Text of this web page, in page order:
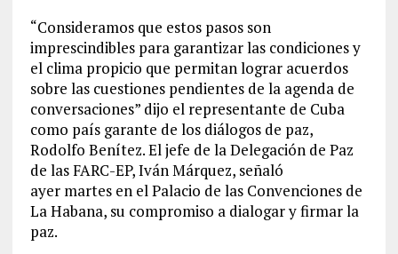
“Consideramos que estos pasos son
imprescindibles para garantizar las condiciones y
el clima propicio que permitan lograr acuerdos
sobre las cuestiones pendientes de la agenda de
conversaciones” dijo el representante de Cuba
como país garante de los diálogos de paz,
Rodolfo Benítez. El jefe de la Delegación de Paz
de las FARC-EP, Iván Márquez, señaló
ayer martes en el Palacio de las Convenciones de
La Habana, su compromiso a dialogar y firmar la
paz.